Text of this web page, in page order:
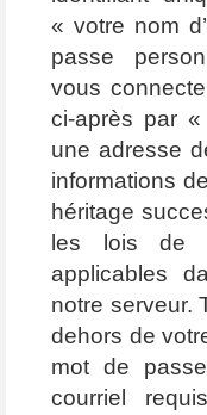
« votre nom
passe
vous
ci-après par
une adresse
informations
héritage
les lois de
applicables
notre serveur.
dehors de
mot de
courriel